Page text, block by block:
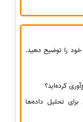
را توضیح دهید.
کرده‌اید؟
تحلیل داده‌ها